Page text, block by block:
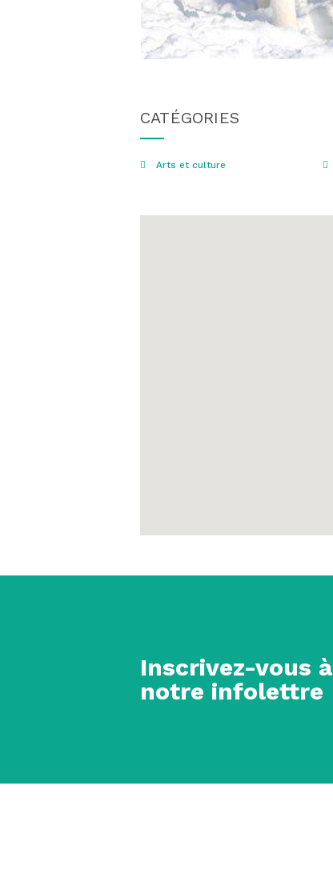
CATÉGORIES
Arts et culture
Inscrivez-vous à
notre infolettre